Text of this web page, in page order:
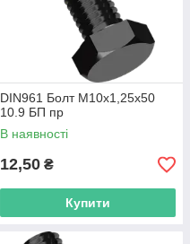
DIN961 Болт М10х1,25х50
10.9 БП пр
В наявності
12,50 ₴
Купити